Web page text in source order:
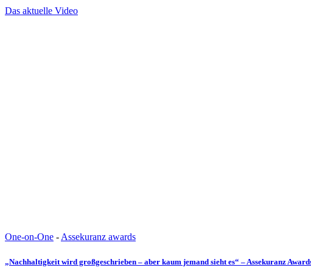
Das aktuelle Video
One-on-One - Assekuranz awards
„Nachhaltigkeit wird großgeschrieben – aber kaum jemand sieht es“ – Assekuranz